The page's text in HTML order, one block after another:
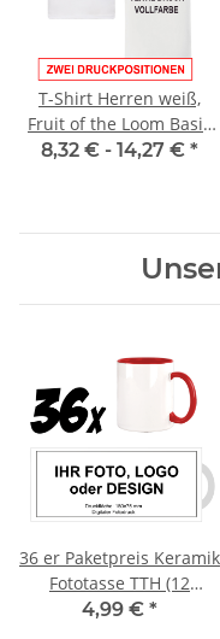
T-Shirt Herren weiß,
Fruit of the Loom Basic
mit ZWEI
8,32 € - 14,27 € *
36 er Paketpreis Keramik
Fototasse TTH (12
farben) inkl
4,99 € *